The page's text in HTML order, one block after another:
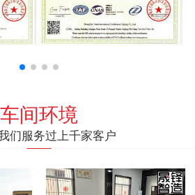
车间环境
们服务过上千家客户